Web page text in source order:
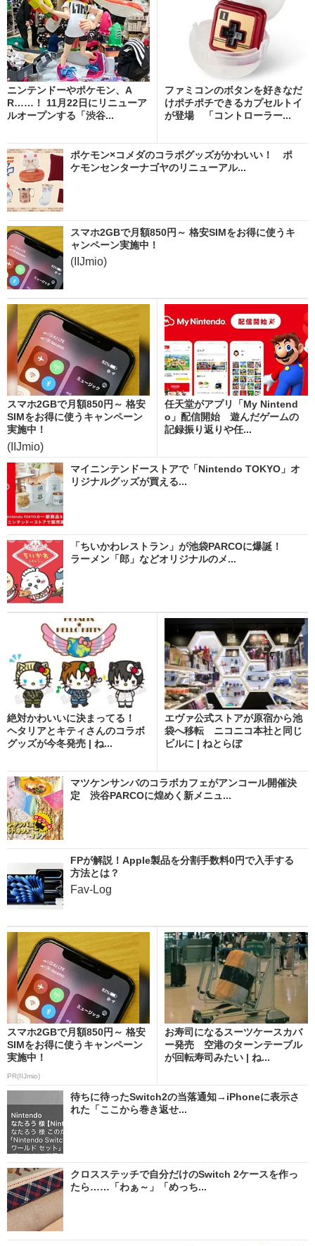
ニンテンドーやポケモン、A
R……！ 11月22日にリニューア
ルオープンする「渋谷...
ファミコンのボタンを好きなだ
けポチポチできるカプセルトイ
が登場 「コントローラー...
ポケモン×コメダのコラボグッズがかわいい！ ポ
ケモンセンターナゴヤのリニューアル...
スマホ2GBで月額850円～ 格安SIMをお得に使うキ
ャンペーン実施中！
(IIJmio)
スマホ2GBで月額850円～ 格安
SIMをお得に使うキャンペーン
実施中！
(IIJmio)
任天堂がアプリ「My Nintend
o」配信開始 遊んだゲームの
記録振り返りや任...
マイニンテンドーストアで「Nintendo TOKYO」オ
リジナルグッズが買える...
「ちいかわレストラン」が池袋PARCOに爆誕！
ラーメン「郎」などオリジナルのメ...
絶対かわいいに決まってる！
ヘタリアとキティさんのコラボ
グッズが今冬発売 | ね...
エヴァ公式ストアが原宿から池
袋へ移転 ニコニコ本社と同じ
ビルに | ねとらぼ
マツケンサンバのコラボカフェがアンコール開催決
定 渋谷PARCOに煌めく新メニュ...
FPが解説！Apple製品を分割手数料0円で入手する
方法とは？
Fav-Log
スマホ2GBで月額850円～ 格安
SIMをお得に使うキャンペーン
実施中！
PR(IIJmio)
お寿司になるスーツケースカバ
ー発売 空港のターンテーブル
が回転寿司みたい | ね...
待ちに待ったSwitch2の当落通知→iPhoneに表示さ
れた「ここから巻き返せ...
クロスステッチで自分だけのSwitch 2ケースを作っ
たら……「わぁ～」「めっち...